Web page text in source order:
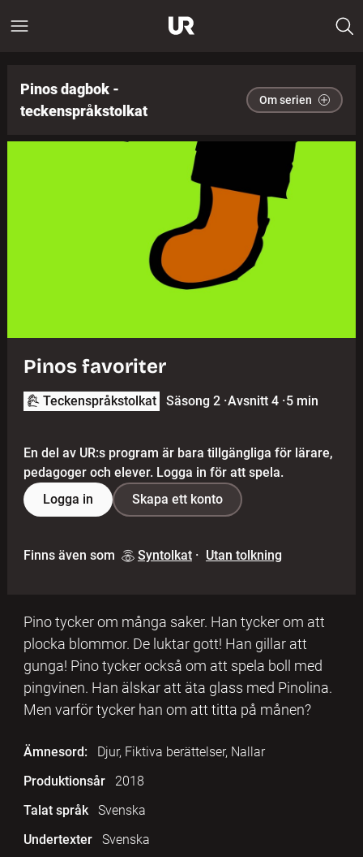
Pinos dagbok -
teckenspråkstolkat
Om serien
Pinos favoriter
Teckenspråkstolkat Säsong 2 ·Avsnitt 4 ·5 min
En del av UR:s program är bara tillgängliga för lärare,
pedagoger och elever. Logga in för att spela.
Logga in
Skapa ett konto
Finns även som Syntolkat · Utan tolkning
Pino tycker om många saker. Han tycker om att
plocka blommor. De luktar gott! Han gillar att
gunga! Pino tycker också om att spela boll med
pingvinen. Han älskar att äta glass med Pinolina.
Men varför tycker han om att titta på månen?
Ämnesord:
Djur, Fiktiva berättelser, Nallar
Produktionsår
2018
Talat språk
Svenska
Undertexter
Svenska